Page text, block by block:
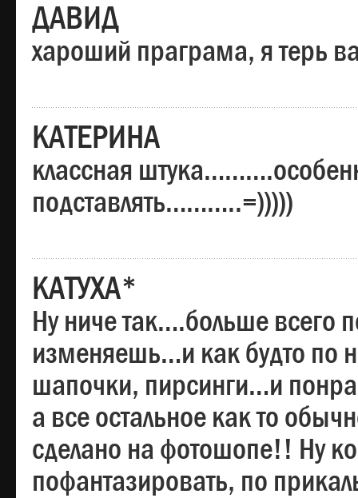
ДАВИД
хароший праграма, я терь
КАТЕРИНА
классная
подставлять………..=)))))
КАТУХА*
Ну ниче так….больше всего
изменяешь…и как будто по
шапочки, пирсинги…и
а все остальное как то
сделано на фотошопе!! Ну
пофантазировать, по